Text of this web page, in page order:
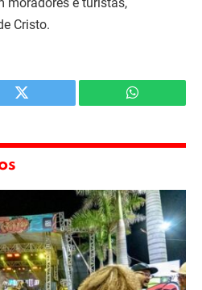
Cristo.
Twitter WhatsApp